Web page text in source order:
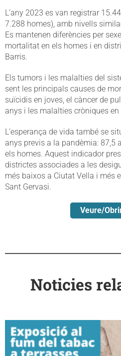
L’any 2023 es van registrar
7.288 homes), amb nivells
Es mantenen diferències per
mortalitat en els homes i en
Barris.
Els tumors i les malalties del
sent les principals causes de
suïcidis en joves, el càncer de
anys i les malalties cròniques
L’esperança de vida també se
anys previs a la pandèmia: 87,5
els homes. Aquest indicador
districtes associades a les
més baixos a Ciutat Vella i més
Sant Gervasi.
Veure/
Noticies